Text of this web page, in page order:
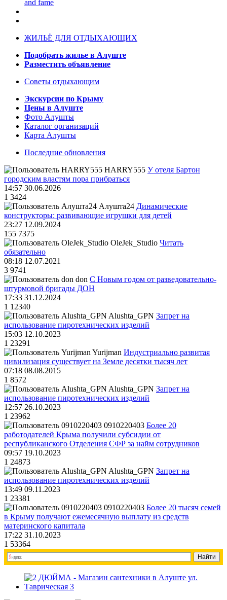
and fame
ЖИЛЬЁ ДЛЯ ОТДЫХАЮЩИХ
Подобрать жилье в Алуште
Разместить объявление
Советы отдыхающим
Экскурсии по Крыму
Цены в Алуште
Фото Алушты
Каталог организаций
Карта Алушты
Последние обновления
HARRY555 У отеля Бартон
городским властям пора прибраться
14:57 30.06.2026
1 3424
Алушта24 Динамические
конструкторы: развивающие игрушки для детей
23:27 12.09.2024
155 7375
OleJek_Studio Читать
обязательно
08:18 12.07.2021
3 9741
don С Новым годом от разведовательно-
штурмовой бригады ДОН
17:33 31.12.2024
1 12340
Alushta_GPN Запрет на
использование пиротехнических изделий
15:03 12.10.2023
1 23291
Yurijman Индустриально развитая
цивилизация существует на Земле десятки тысяч лет
07:18 08.08.2015
1 8572
Alushta_GPN Запрет на
использование пиротехнических изделий
12:57 26.10.2023
1 23962
0910220403 Более 20
работодателей Крыма получили субсидии от
республиканского Отделения СФР за найм сотрудников
09:57 19.10.2023
1 24873
Alushta_GPN Запрет на
использование пиротехнических изделий
13:49 09.11.2023
1 23381
0910220403 Более 20 тысяч семей
в Крыму получают ежемесячную выплату из средств
материнского капитала
17:22 31.10.2023
1 53364